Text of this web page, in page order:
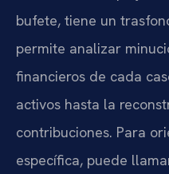
bufete, tiene un
permite analizar
financieros de cada
activos hasta la
contribuciones. Para
específica, puede